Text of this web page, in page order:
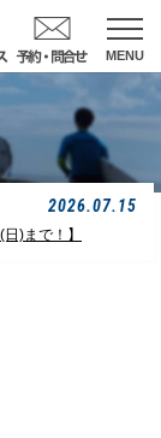
MENU
ーヨ2026.07.15
)まで！】